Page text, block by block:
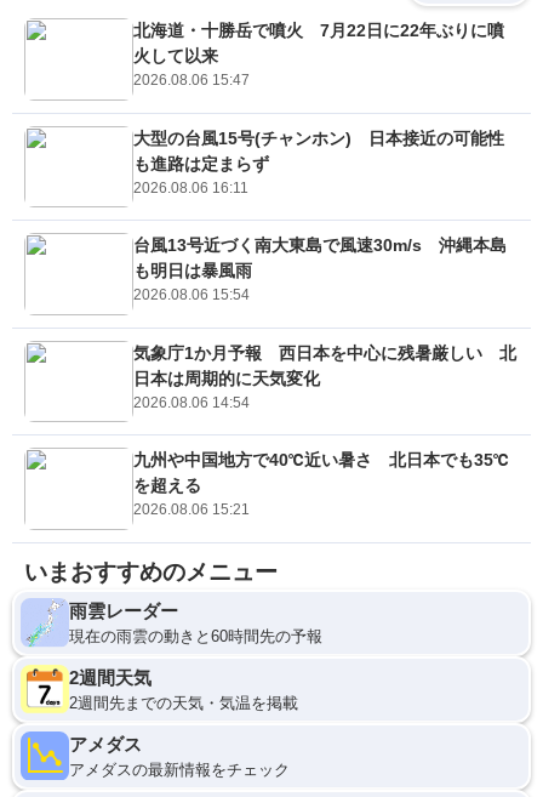
北海道・十勝岳で噴火 7月22日に22年ぶりに噴
火して以来
2026.08.06 15:47
大型の台風15号(チャンホン) 日本接近の可能性
も進路は定まらず
2026.08.06 16:11
台風13号近づく南大東島で風速30m/s 沖縄本島
も明日は暴風雨
2026.08.06 15:54
気象庁1か月予報 西日本を中心に残暑厳しい 北
日本は周期的に天気変化
2026.08.06 14:54
九州や中国地方で40℃近い暑さ 北日本でも35℃
を超える
2026.08.06 15:21
いまおすすめのメニュー
雨雲レーダー
現在の雨雲の動きと60時間先の予報
2週間天気
2週間先までの天気・気温を掲載
アメダス
アメダスの最新情報をチェック